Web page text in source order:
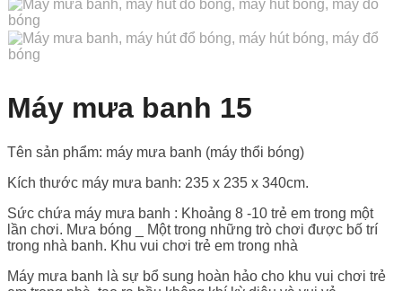
Máy mưa banh 15
Tên sản phẩm: máy mưa banh (máy thổi bóng)
Kích thước máy mưa banh: 235 x 235 x 340cm.
Sức chứa máy mưa banh : Khoảng 8 -10 trẻ em trong một
lần chơi. Mưa bóng _ Một trong những trò chơi được bố trí
trong nhà banh. Khu vui chơi trẻ em trong nhà
Máy mưa banh là sự bổ sung hoàn hảo cho khu vui chơi trẻ